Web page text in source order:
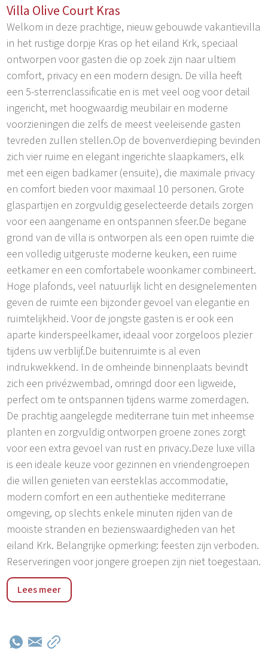
Villa Olive Court Kras
Welkom in deze prachtige, nieuw gebouwde vakantievilla
in het rustige dorpje Kras op het eiland Krk, speciaal
ontworpen voor gasten die op zoek zijn naar ultiem
comfort, privacy en een modern design. De villa heeft
een 5-sterrenclassificatie en is met veel oog voor detail
ingericht, met hoogwaardig meubilair en moderne
voorzieningen die zelfs de meest veeleisende gasten
tevreden zullen stellen.Op de bovenverdieping bevinden
zich vier ruime en elegant ingerichte slaapkamers, elk
met een eigen badkamer (ensuite), die maximale privacy
en comfort bieden voor maximaal 10 personen. Grote
glaspartijen en zorgvuldig geselecteerde details zorgen
voor een aangename en ontspannen sfeer.De begane
grond van de villa is ontworpen als een open ruimte die
een volledig uitgeruste moderne keuken, een ruime
eetkamer en een comfortabele woonkamer combineert.
Hoge plafonds, veel natuurlijk licht en designelementen
geven de ruimte een bijzonder gevoel van elegantie en
ruimtelijkheid. Voor de jongste gasten is er ook een
aparte kinderspeelkamer, ideaal voor zorgeloos plezier
tijdens uw verblijf.De buitenruimte is al even
indrukwekkend. In de omheinde binnenplaats bevindt
zich een privézwembad, omringd door een ligweide,
perfect om te ontspannen tijdens warme zomerdagen.
De prachtig aangelegde mediterrane tuin met inheemse
planten en zorgvuldig ontworpen groene zones zorgt
voor een extra gevoel van rust en privacy.Deze luxe villa
is een ideale keuze voor gezinnen en vriendengroepen
die willen genieten van eersteklas accommodatie,
modern comfort en een authentieke mediterrane
omgeving, op slechts enkele minuten rijden van de
mooiste stranden en bezienswaardigheden van het
eiland Krk. Belangrijke opmerking: feesten zijn verboden.
Reserveringen voor jongere groepen zijn niet toegestaan.
Kras is een charmante en rustige plek in het binnenland
van het eiland Krk, bekend om zijn authentieke
huizen biedt het de perfecte omgeving voor een vakantie
Lees meer